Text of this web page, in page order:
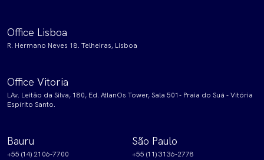
Office Lisboa
R. Hermano Neves 18. Telheiras, Lisboa
Office Vitoria
LAv. Leitão da Silva, 180, Ed. AtlanOs Tower, Sala 501- Praia do Suá - Vitória
Espírito Santo.
Bauru
+55 (14) 2106-7700
São Paulo
+55 (11) 3136-2778